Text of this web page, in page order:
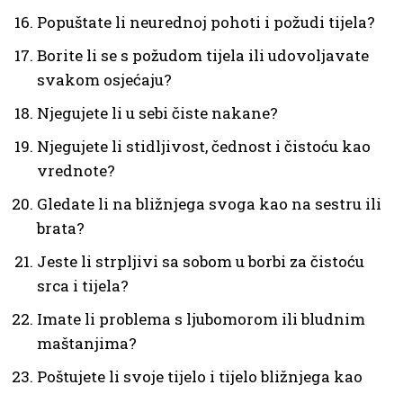
Popuštate li neurednoj pohoti i požudi tijela?
Borite li se s požudom tijela ili udovoljavate
svakom osjećaju?
Njegujete li u sebi čiste nakane?
Njegujete li stidljivost, čednost i čistoću kao
vrednote?
Gledate li na bližnjega svoga kao na sestru ili
brata?
Jeste li strpljivi sa sobom u borbi za čistoću
srca i tijela?
Imate li problema s ljubomorom ili bludnim
maštanjima?
Poštujete li svoje tijelo i tijelo bližnjega kao